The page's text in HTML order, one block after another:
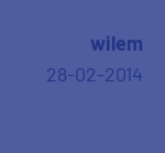
wilem
28-02-2014